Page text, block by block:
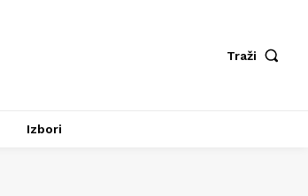
Traži
Izbori